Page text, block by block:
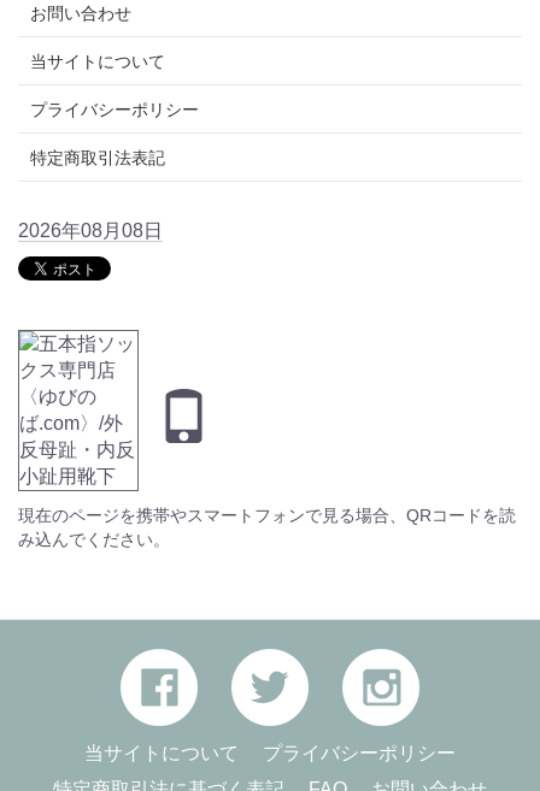
お問い合わせ
当サイトについて
プライバシーポリシー
特定商取引法表記
2026年08月08日
現在のページを携帯やスマートフォンで見る場合、QRコードを読
み込んでください。
当サイトについて
プライバシーポリシー